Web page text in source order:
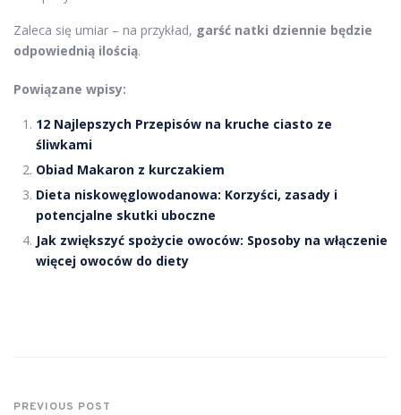
Zaleca się umiar – na przykład, garść natki dziennie będzie
odpowiednią ilością.
Powiązane wpisy:
12 Najlepszych Przepisów na kruche ciasto ze
śliwkami
Obiad Makaron z kurczakiem
Dieta niskowęglowodanowa: Korzyści, zasady i
potencjalne skutki uboczne
Jak zwiększyć spożycie owoców: Sposoby na włączenie
więcej owoców do diety
PREVIOUS POST